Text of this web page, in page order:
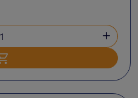

Ajouter au panier